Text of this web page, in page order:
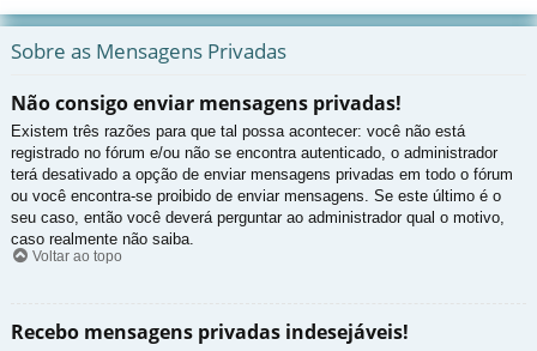
Sobre as Mensagens Privadas
Não consigo enviar mensagens privadas!
Existem três razões para que tal possa acontecer: você não está
registrado no fórum e/ou não se encontra autenticado, o administrador
terá desativado a opção de enviar mensagens privadas em todo o fórum
ou você encontra-se proibido de enviar mensagens. Se este último é o
seu caso, então você deverá perguntar ao administrador qual o motivo,
caso realmente não saiba.
Voltar ao topo
Recebo mensagens privadas indesejáveis!